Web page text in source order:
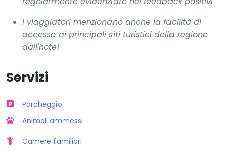
I viaggiatori menzionano anche la facilità di
accesso ai principali siti turistici della regione
dall'hotel
Servizi
Parcheggio
Animali ammessi
Camere familiari